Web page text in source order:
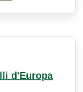
d'Europa